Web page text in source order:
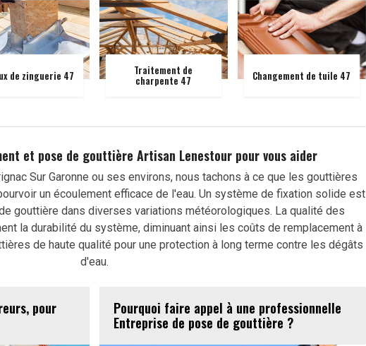
de zinguerie 47 Traitement de
charpente 47 Changement de tuile 47
et pose de gouttière Artisan Lenestour pour vous aider
Sur Garonne ou ses environs, nous tachons à ce que les gouttières
un écoulement efficace de l'eau. Un système de fixation solide est
gouttière dans diverses variations météorologiques. La qualité des
la durabilité du système, diminuant ainsi les coûts de remplacement à
de haute qualité pour une protection à long terme contre les dégâts
d'eau.
pour
Pourquoi faire appel à une professionnelle
Entreprise de pose de gouttière ?